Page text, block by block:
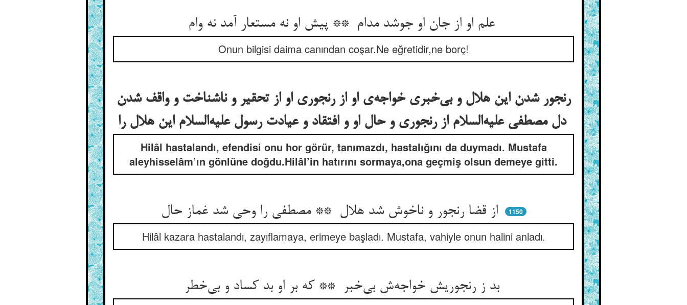
Onun bilgisi daima canından coşar.Ne eğretidir,ne borç!
رنجور شدن این هلال و بی‌خبری خواجه‌ی او از رنجوری او از تحقیر و ناشناخت و واقف شدن
دل مصطفی علیه‌السلام از رنجوری و حال او و افتقاد و عیادت رسول علیه‌السلام این هلال را
Hilâl hastalandı, efendisi onu hor görür, tanımazdı, hastalığını da duymadı. Mustafa
aleyhisselâm’ın gönlüne doğdu.Hilâl’in hatırını sormaya,ona geçmiş olsun demeye gitti.
از قضا رنجور و ناخوش شد هلال ** مصطفی را وحی شد غماز حال 1150
Hilâl kazara hastalandı, zayıflamaya, erimeye başladı. Mustafa, vahiyle onun halini anladı.
بد ز رنجوریش خواجه‌ش بی‌خبر ** که بر او بد کساد و بی‌خطر